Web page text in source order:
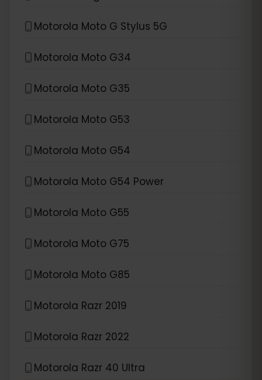
Motorola Moto G Stylus 5G
Motorola Moto G34
Motorola Moto G35
Motorola Moto G53
Motorola Moto G54
Motorola Moto G54 Power
Motorola Moto G55
Motorola Moto G75
Motorola Moto G85
Motorola Razr 2019
Motorola Razr 2022
Motorola Razr 40 Ultra